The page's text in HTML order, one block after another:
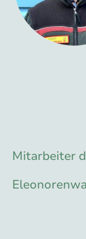
Mitarbeiter